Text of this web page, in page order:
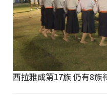
西拉雅成第17族 仍有8族